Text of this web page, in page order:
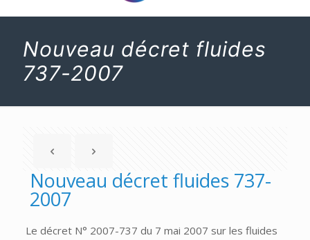
Nouveau décret fluides
737-2007
Nouveau décret fluides 737-
2007
Le décret N° 2007-737 du 7 mai 2007 sur les fluides